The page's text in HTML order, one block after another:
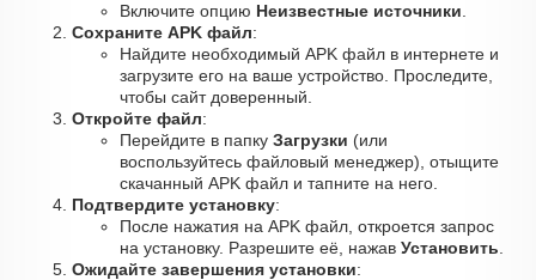
Включите опцию Неизвестные источники
Сохраните APK файл:
Найдите необходимый APK файл в интернете и
загрузите его на ваше устройство. Проследите,
чтобы сайт доверенный.
Откройте файл:
Перейдите в папку Загрузки (или
воспользуйтесь файловый менеджер), отыщите
скачанный APK файл и тапните на него.
Подтвердите установку:
После нажатия на APK файл, откроется запрос
на установку. Разрешите её, нажав Установить
Ожидайте завершения установки: